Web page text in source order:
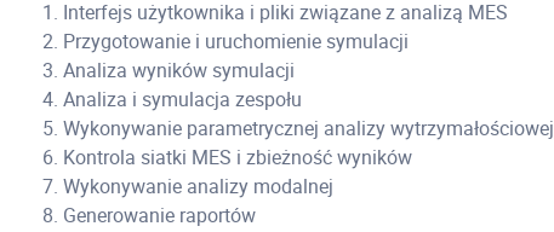
1. Interfejs użytkownika i pliki związane z analizą MES
2. Przygotowanie i uruchomienie symulacji
3. Analiza wyników symulacji
4. Analiza i symulacja zespołu
5. Wykonywanie parametrycznej analizy wytrzymałościowej
6. Kontrola siatki MES i zbieżność wyników
7. Wykonywanie analizy modalnej
8. Generowanie raportów